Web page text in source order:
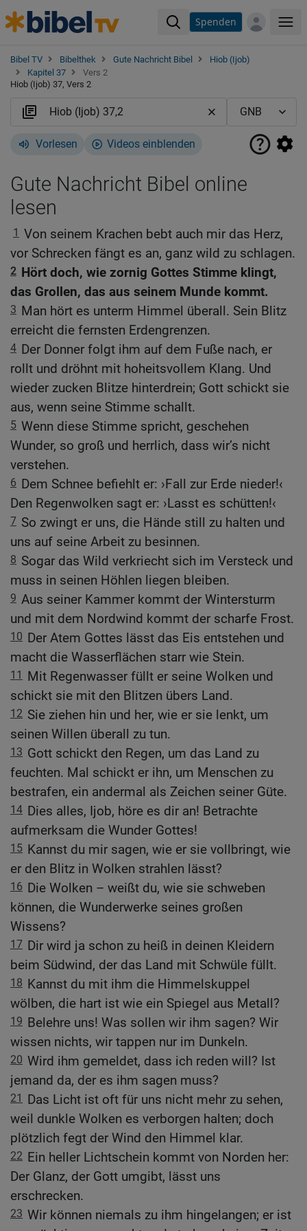
Spenden
Bibel TV Bibelthek Gute Nachricht Bibel
Hiob (Ijob)
Kapitel 37
Vers 2
Hiob (Ijob) 37, Vers 2
Vorlesen Videos einblenden
Gute Nachricht Bibel online
lesen
1 Von seinem Krachen bebt auch mir das Herz,
vor Schrecken fängt es an, ganz wild zu schlagen.
2 Hört doch, wie zornig Gottes Stimme klingt,
das Grollen, das aus seinem Munde kommt.
3 Man hört es unterm Himmel überall. Sein Blitz
erreicht die fernsten Erdengrenzen.
4 Der Donner folgt ihm auf dem Fuße nach, er
rollt und dröhnt mit hoheitsvollem Klang. Und
wieder zucken Blitze hinterdrein; Gott schickt sie
aus, wenn seine Stimme schallt.
5 Wenn diese Stimme spricht, geschehen
Wunder, so groß und herrlich, dass wir’s nicht
verstehen.
6 Dem Schnee befiehlt er: ›Fall zur Erde nieder!‹
Den Regenwolken sagt er: ›Lasst es schütten!‹
7 So zwingt er uns, die Hände still zu halten und
uns auf seine Arbeit zu besinnen.
8 Sogar das Wild verkriecht sich im Versteck und
muss in seinen Höhlen liegen bleiben.
9 Aus seiner Kammer kommt der Wintersturm
und mit dem Nordwind kommt der scharfe Frost.
10 Der Atem Gottes lässt das Eis entstehen und
macht die Wasserflächen starr wie Stein.
11 Mit Regenwasser füllt er seine Wolken und
schickt sie mit den Blitzen übers Land.
12 Sie ziehen hin und her, wie er sie lenkt, um
seinen Willen überall zu tun.
13 Gott schickt den Regen, um das Land zu
feuchten. Mal schickt er ihn, um Menschen zu
bestrafen, ein andermal als Zeichen seiner Güte.
14 Dies alles, Ijob, höre es dir an! Betrachte
aufmerksam die Wunder Gottes!
15 Kannst du mir sagen, wie er sie vollbringt, wie
er den Blitz in Wolken strahlen lässt?
16 Die Wolken – weißt du, wie sie schweben
können, die Wunderwerke seines großen
Wissens?
17 Dir wird ja schon zu heiß in deinen Kleidern
beim Südwind, der das Land mit Schwüle füllt.
18 Kannst du mit ihm die Himmelskuppel
wölben, die hart ist wie ein Spiegel aus Metall?
19 Belehre uns! Was sollen wir ihm sagen? Wir
wissen nichts, wir tappen nur im Dunkeln.
20 Wird ihm gemeldet, dass ich reden will? Ist
jemand da, der es ihm sagen muss?
21 Das Licht ist oft für uns nicht mehr zu sehen,
weil dunkle Wolken es verborgen halten; doch
plötzlich fegt der Wind den Himmel klar.
22 Ein heller Lichtschein kommt von Norden her:
Der Glanz, der Gott umgibt, lässt uns
erschrecken.
23 Wir können niemals zu ihm hingelangen; er ist